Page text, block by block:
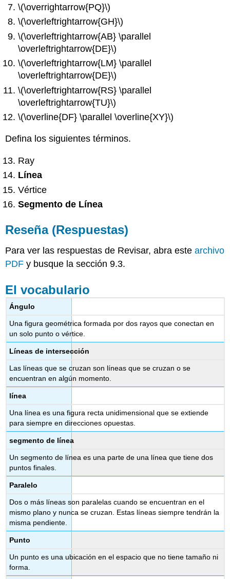
\(\overrightarrow{PQ}\)
\(\overleftrightarrow{GH}\)
\(\overleftrightarrow{AB} \parallel
\overleftrightarrow{DE}\)
\(\overleftrightarrow{LM} \parallel
\overleftrightarrow{DE}\)
\(\overleftrightarrow{RS} \parallel
\overleftrightarrow{TU}\)
\(\overline{DF} \parallel \overline{XY}\)
Defina los siguientes términos.
Ray
Línea
Vértice
Segmento de Línea
Reseña (Respuestas)
Para ver las respuestas de Revisar, abra estearchivo
PDF y busque la sección 9.3.
El vocabulario
Ángulo
Una figura geométrica formada por dos rayos que conectan en
un solo punto o vértice.
Líneas de intersección
Las líneas que se cruzan son líneas que se cruzan o se
encuentran en algún momento.
línea
Una línea es una figura recta unidimensional que se extiende
para siempre en direcciones opuestas.
segmento de línea
Un segmento de línea es una parte de una línea que tiene dos
puntos finales.
Paralelo
Dos o más líneas son paralelas cuando se encuentran en el
mismo plano y nunca se cruzan. Estas líneas siempre tendrán la
misma pendiente.
Punto
Un punto es una ubicación en el espacio que no tiene tamaño ni
forma.